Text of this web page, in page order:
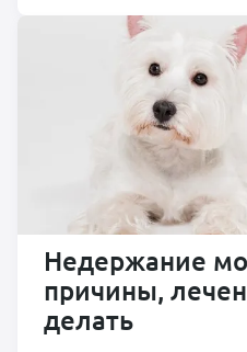
Недержание
причины,
делать